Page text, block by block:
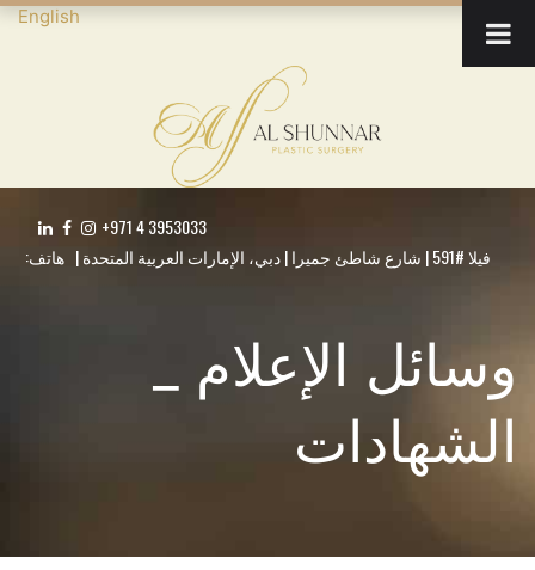
English
+971 4 3953033
فيلا #591 | شارع شاطئ جميرا | دبي، الإمارات العربية المتحدة | هاتف:
وسائل الإعلام _
الشهادات